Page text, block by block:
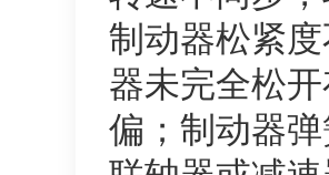
制动器松紧
器未完全松
偏；制动器